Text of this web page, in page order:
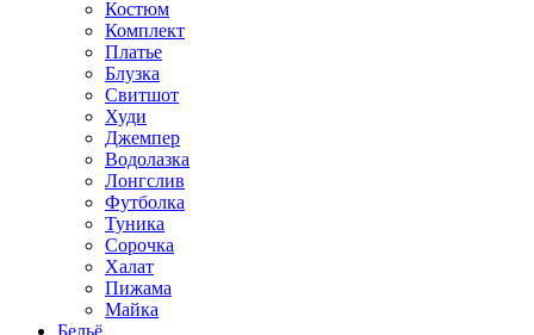
Костюм
Комплект
Платье
Блузка
Свитшот
Худи
Джемпер
Водолазка
Лонгслив
Футболка
Туника
Сорочка
Халат
Пижама
Майка
Бельё